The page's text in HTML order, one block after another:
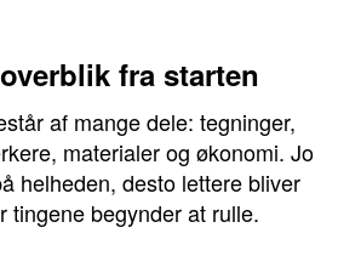
fra starten
af mange dele: tegninger,
materialer og økonomi. Jo
helheden, desto lettere bliver
tingene begynder at rulle.